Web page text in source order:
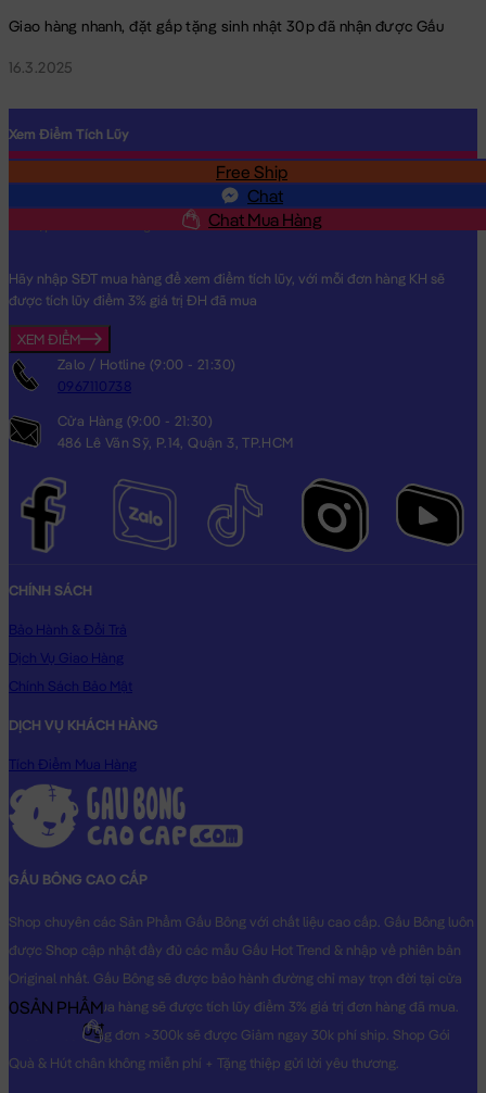
Giao hàng nhanh, đặt gấp tặng sinh nhật 30p đã nhận được Gấu
16.3.2025
Free Ship
Chat
Chat Mua Hàng
Xem Điểm Tích Lũy
Hãy nhập SĐT mua hàng để xem điểm tích lũy, với mỗi đơn hàng KH sẽ
được tích lũy điểm 3% giá trị ĐH đã mua
XEM ĐIỂM
Zalo / Hotline (9:00 - 21:30)
0967110738
Cửa Hàng (9:00 - 21:30)
486 Lê Văn Sỹ, P.14, Quận 3, TP.HCM
CHÍNH SÁCH
Bảo Hành & Đổi Trả
Dịch Vụ Giao Hàng
Chính Sách Bảo Mật
DỊCH VỤ KHÁCH HÀNG
Tích Điểm Mua Hàng
GẤU BÔNG CAO CẤP
Shop chuyên các Sản Phẩm Gấu Bông với chất liệu cao cấp. Gấu Bông luôn
được Shop cập nhật đầy đủ các mẫu Gấu Hot Trend & nhập về phiên bản
Original nhất. Gấu Bông sẽ được bảo hành đường chỉ may trọn đời tại cửa
hàng, Khách mua hàng sẽ được tích lũy điểm 3% giá trị đơn hàng đã mua.
Khách mua hàng đơn >300k sẽ được Giảm ngay 30k phí ship. Shop Gói
Quà & Hút chân không miễn phí + Tặng thiệp gửi lời yêu thương.
0SẢN PHẨM
0₫